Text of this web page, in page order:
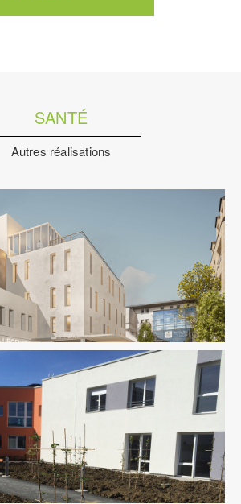
SANTÉ
Autres réalisations
Santé Structure VRD
TCE Santé Structure